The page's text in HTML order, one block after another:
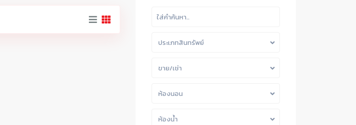
ประเภทสินทรัพย์
ขาย/เช่า
ห้องนอน
ห้องน้ำ